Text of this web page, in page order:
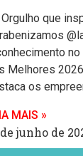
que
Melhores
os
MAIS »
de junho de